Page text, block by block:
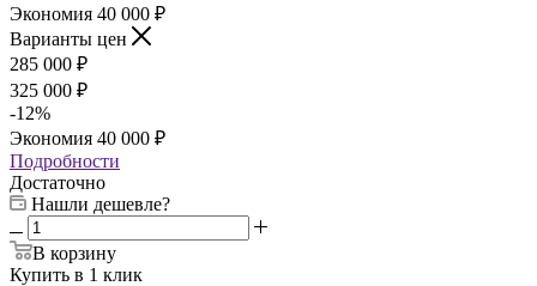
Экономия 40 000 ₽
Варианты цен
285 000 ₽
325 000 ₽
-12%
Экономия 40 000 ₽
Подробности
Достаточно
Нашли дешевле?
В корзину
Купить в 1 клик